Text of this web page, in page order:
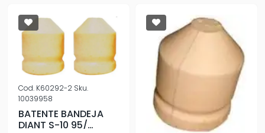
Cod. K60292-2 Sku.
10039958
BATENTE BANDEJA
DIANT S-10 95/